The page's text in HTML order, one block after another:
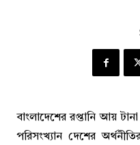
বাংলাদেশের রপ্তানি আয়
পরিসংখ্যান দেশের